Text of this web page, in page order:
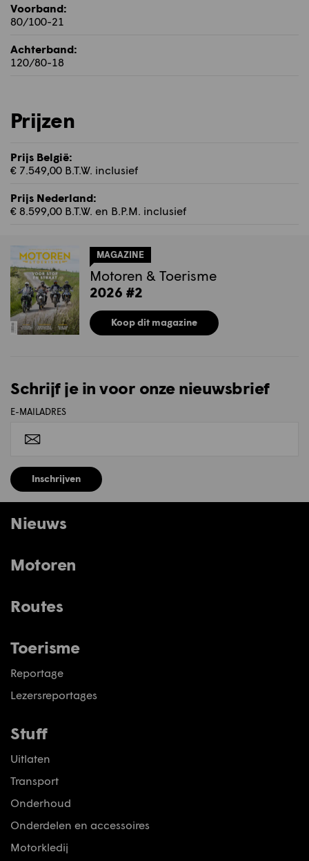
Voorband:
80/100-21
Achterband:
120/80-18
Prijzen
Prijs België:
€ 7.549,00 B.T.W. inclusief
Prijs Nederland:
€ 8.599,00 B.T.W. en B.P.M. inclusief
MAGAZINE
Motoren & Toerisme
2026 #2
Koop dit magazine
Schrijf je in voor onze nieuwsbrief
E-MAILADRES
Inschrijven
Nieuws
Motoren
Routes
Toerisme
Reportage
Lezersreportages
Stuff
Uitlaten
Transport
Onderhoud
Onderdelen en accessoires
Motorkledij